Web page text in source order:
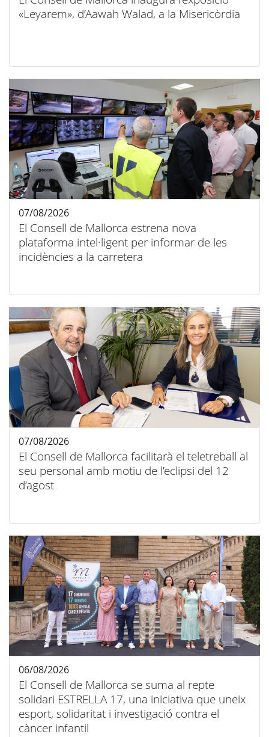
«Leyarem», d’Aawah Walad, a la Misericòrdia
El Consell de Mallorca estrena nova
plataforma intel·ligent per informar de les
incidències a la carretera
07/08/2026
El Consell de Mallorca facilitarà el teletreball al
seu personal amb motiu de l’eclipsi del 12
d’agost
07/08/2026
El Consell de Mallorca se suma al repte
solidari ESTRELLA 17, una iniciativa que uneix
esport, solidaritat i investigació contra el
càncer infantil
06/08/2026